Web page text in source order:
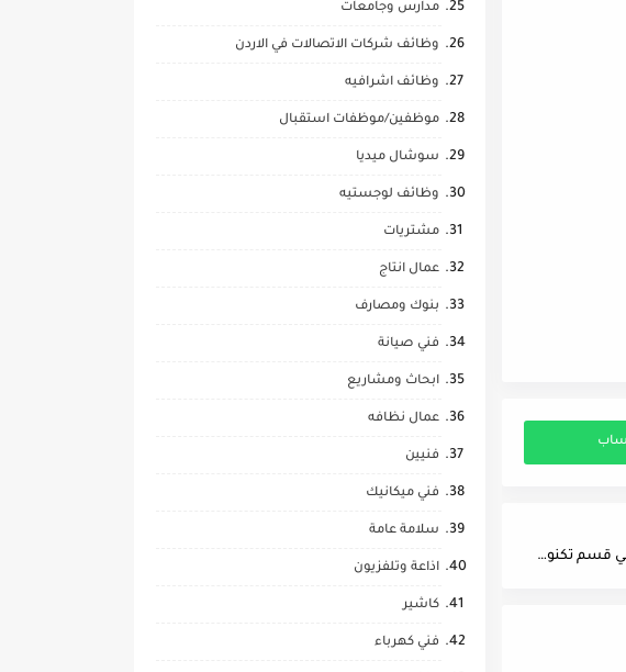
اعلان توظيف صادر عن ماكدونالدز في الاردن في قسم تكنولوجيا المعلومات
مدارس وجامعات
وظائف شركات الاتصالات في الاردن
وظائف اشرافيه
موظفين/موظفات استقبال
سوشال ميديا
وظائف لوجستيه
مشتريات
عمال انتاج
بنوك ومصارف
فني صيانة
ابحاث ومشاريع
عمال نظافه
فنيين
فني ميكانيك
سلامة عامة
اذاعة وتلفزيون
كاشير
فني كهرباء